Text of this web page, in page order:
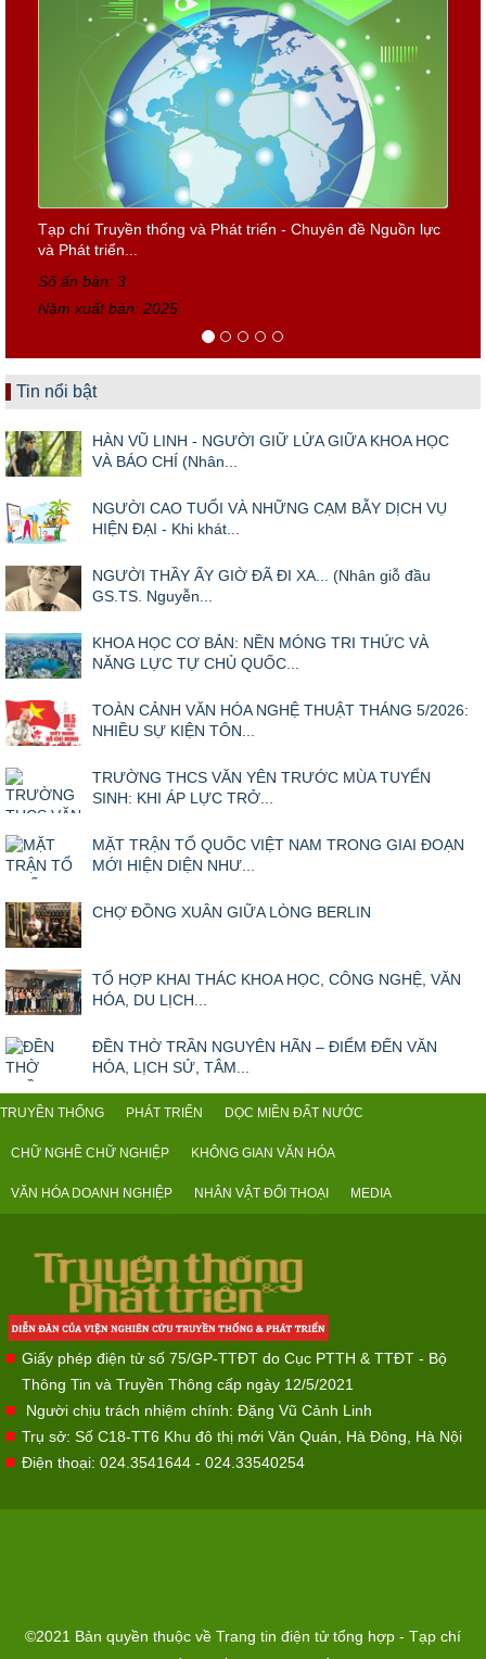
Tạp chí Truyền thống và Phát triển - Chuyên đề Nguồn lực
và Phát triển...
Số ấn bản: 3
Năm xuất bản: 2025
Tin nổi bật
HÀN VŨ LINH - NGƯỜI GIỮ LỬA GIỮA KHOA HỌC
VÀ BÁO CHÍ (Nhân...
NGƯỜI CAO TUỔI VÀ NHỮNG CẠM BẪY DỊCH VỤ
HIỆN ĐẠI - Khi khát...
NGƯỜI THẦY ẤY GIỜ ĐÃ ĐI XA... (Nhân giỗ đầu
GS.TS. Nguyễn...
KHOA HỌC CƠ BẢN: NỀN MÓNG TRI THỨC VÀ
NĂNG LỰC TỰ CHỦ QUỐC...
TOÀN CẢNH VĂN HÓA NGHỆ THUẬT THÁNG 5/2026:
NHIỀU SỰ KIỆN TÔN...
TRƯỜNG THCS VĂN YÊN TRƯỚC MÙA TUYỂN
SINH: KHI ÁP LỰC TRỞ...
MẶT TRẬN TỔ QUỐC VIỆT NAM TRONG GIAI ĐOẠN
MỚI HIỆN DIỆN NHƯ...
CHỢ ĐỒNG XUÂN GIỮA LÒNG BERLIN
TỔ HỢP KHAI THÁC KHOA HỌC, CÔNG NGHỆ, VĂN
HÓA, DU LỊCH...
ĐỀN THỜ TRẦN NGUYÊN HÃN – ĐIỂM ĐẾN VĂN
HÓA, LỊCH SỬ, TÂM...
TRUYỀN THỐNG PHÁT TRIỂN DỌC MIỀN ĐẤT NƯỚC
CHỮ NGHỀ CHỮ NGHIỆP KHÔNG GIAN VĂN HÓA
VĂN HÓA DOANH NGHIỆP NHÂN VẬT ĐỐI THOẠI MEDIA
Giấy phép điện tử số 75/GP-TTĐT do Cục PTTH & TTĐT - Bộ
Thông Tin và Truyền Thông cấp ngày 12/5/2021
Người chịu trách nhiệm chính: Đặng Vũ Cảnh Linh
Trụ sở: Số C18-TT6 Khu đô thị mới Văn Quán, Hà Đông, Hà Nội
Điện thoại: 024.3541644 - 024.33540254
©2021 Bản quyền thuộc về Trang tin điện tử tổng hợp - Tạp chí